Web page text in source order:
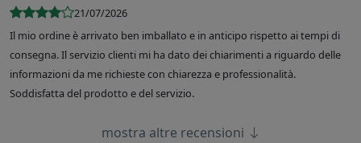
21/07/2026
Il mio ordine è arrivato ben imballato e in anticipo rispetto ai tempi di
consegna. Il servizio clienti mi ha dato dei chiarimenti a riguardo delle
informazioni da me richieste con chiarezza e professionalità.
Soddisfatta del prodotto e del servizio.
mostra altre recensioni